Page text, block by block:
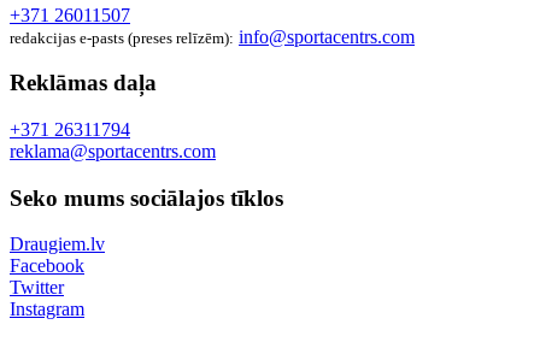
+371 26011507
redakcijas e-pasts (preses relīzēm): info@sportacentrs.com
Reklāmas daļa
+371 26311794
reklama@sportacentrs.com
Seko mums sociālajos tīklos
Draugiem.lv
Facebook
Twitter
Instagram